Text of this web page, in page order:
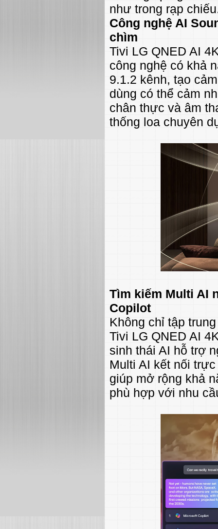
như trong rạp
Công nghệ AI
chìm
Tivi LG QNED AI
công nghệ có khả
9.1.2 kênh, tạo
dùng có thể cảm
chân thực và âm
thống loa chuyên
Tìm kiếm Multi AI
Copilot
Không chỉ tập
Tivi LG QNED AI
sinh thái AI hỗ trợ
Multi AI kết nối
giúp mở rộng khả
phù hợp với nhu